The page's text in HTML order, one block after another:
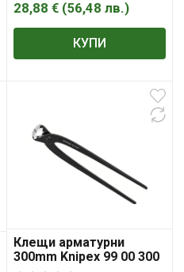
28,88 € (56,48 лв.)
КУПИ
Клещи арматурни
300mm Knipex 99 00 300